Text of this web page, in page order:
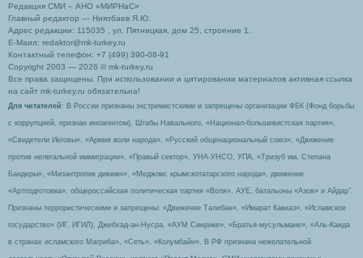
Редакция СМИ – АНО «МИРНаС»
Главный редактор — Ниязбаев Я.Ю.
Адрес редакции: 115035 , ул. Пятницкая, дом 25, строение 1.
Е-Маил: redaktor@mk-turkey.ru
Контактный телефон: +7 (499) 390-08-91
Copyright 2003 — 2026 © mk-turkey.ru
Все права защищены. При использовании и цитировании материалов активная ссылка
на сайт mk-turkey.ru обязательна!
Для читателей : В России признаны экстремистскими и запрещены организации ФБК (Фонд борьбы
с коррупцией, признан иноагентом), Штабы Навального, «Национал-большевистская партия»,
«Свидетели Иеговы», «Армия воли народа», «Русский общенациональный союз», «Движение
против нелегальной иммиграции», «Правый сектор», УНА-УНСО, УПА, «Тризуб им. Степана
Бандеры», «Мизантропик дивижн», «Меджлис крымскотатарского народа», движение
«Артподготовка», общероссийская политическая партия «Воля», АУЕ, батальоны «Азов» и Айдар″.
Признаны террористическими и запрещены: «Движение Талибан», «Имарат Кавказ», «Исламское
государство» (ИГ, ИГИЛ), Джебхад-ан-Нусра, «АУМ Синрике», «Братья-мусульмане», «Аль-Каида
в странах исламского Магриба», «Сеть», «Колумбайн». В РФ признана нежелательной